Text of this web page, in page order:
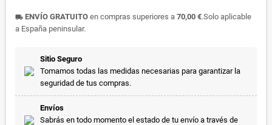
local_shipping ENVÍO GRATUITO en compras superiores a 70,00 €.Solo aplicable
a España peninsular.
Sitio Seguro
Tomamos todas las medidas necesarias para garantizar la
seguridad de tus compras.
Envíos
Sabrás en todo momento el estado de tu envío a través de